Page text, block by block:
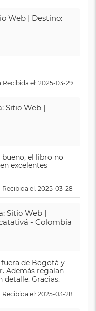
Web | Destino:
Recibida el: 2025-03-29
Sitio Web |
el libro no
excelentes
el: 2025-03-28
Sitio Web |
- Colombia
de Bogotá y
Además regalan
detalle. Gracias.
el: 2025-03-28